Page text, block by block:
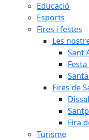
Educació
Esports
Fires i festes
Les
Sant
Fires de
Fira
Turisme